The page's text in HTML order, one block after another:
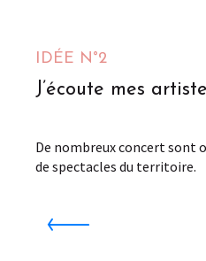
IDÉE N°2
J’écoute mes
De nombreux concert sont
de spectacles du territoire.
Longuenesse